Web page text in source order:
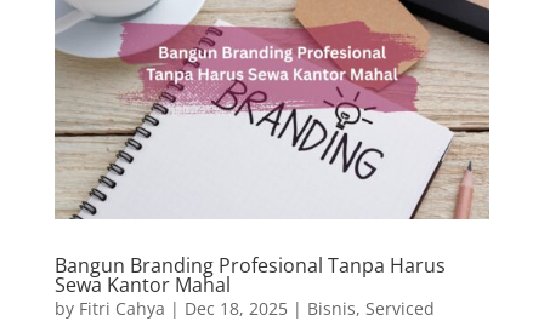
Bangun Branding Profesional Tanpa Harus
Sewa Kantor Mahal
by Fitri Cahya | Dec 18, 2025| Bisnis, Serviced